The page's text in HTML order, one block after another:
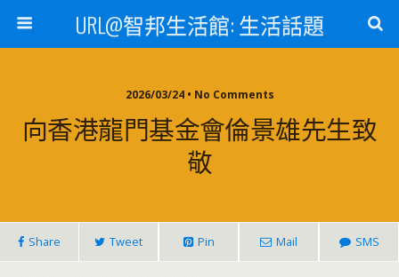
URL@智邦生活館: 生活話題
2026/03/24 • No Comments
向香港龍門基金會倫景雄先生致
敬
Share Tweet Pin Mail SMS